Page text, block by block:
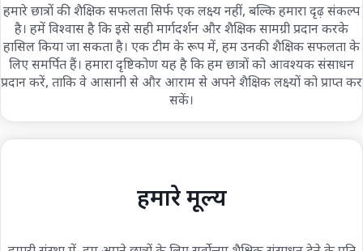
हमारे छात्रों की शैक्षिक सफलता सिर्फ एक लक्ष्य नहीं, बल्कि हमारा दृढ़ संकल्प
है। हमें विश्वास है कि इसे सही मार्गदर्शन और शैक्षिक सामग्री प्रदान करके
हासिल किया जा सकता है। एक टीम के रूप में, हम उनकी शैक्षिक सफलता के
लिए समर्पित हैं। हमारा दृष्टिकोण यह है कि हम छात्रों को आवश्यक संसाधन
प्रदान करें, ताकि वे आसानी से और आराम से अपने शैक्षिक लक्ष्यों को प्राप्त कर
सकें।
हमारे मूल्य